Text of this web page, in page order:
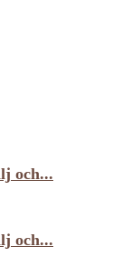
och...
och...